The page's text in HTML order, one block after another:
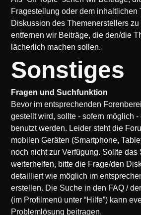
Fragestellung oder dem inhaltlichen
Diskussion des Themenerstellers
entfernen wir Beiträge, die den/die
lächerlich machen sollen.
Sonstiges
Fragen und Suchfunktion
Bevor im entsprechenden
gestellt wird, sollte - sofern möglich
benutzt werden. Leider steht die
mobilen Geräten (Smartphone,
noch nicht zur Verfügung. Sollte
weiterhelfen, bitte die Frage/den
detailliert wie möglich im
erstellen. Die Suche in den FAQ /
(im Profilmenü unter “Hilfe”) kann
Problemlösung beitragen.